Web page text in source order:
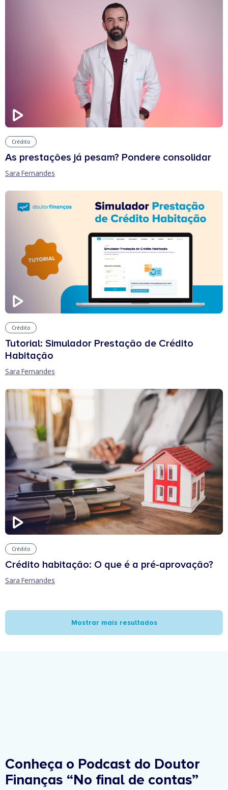
Crédito
As prestações já pesam? Pondere consolidar
Sara Fernandes
Crédito
Tutorial: Simulador Prestação de Crédito
Habitação
Sara Fernandes
Crédito
Crédito habitação: O que é a pré-aprovação?
Sara Fernandes
Mostrar mais resultados
Conheça o Podcast do Doutor
Finanças “No final de contas”